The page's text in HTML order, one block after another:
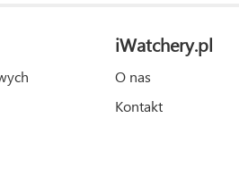
iWatchery.pl
O nas
Kontakt